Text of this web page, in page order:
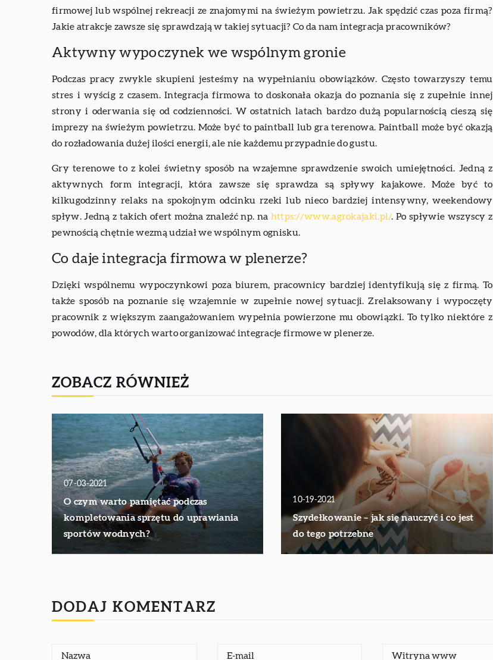
firmowej lub wspólnej rekreacji ze znajomymi na świeżym powietrzu. Jak spędzić czas poza firmą?
Jakie atrakcje zawsze się sprawdzają w takiej sytuacji? Co da nam integracja pracowników?
Aktywny wypoczynek we wspólnym gronie
Podczas pracy zwykle skupieni jesteśmy na wypełnianiu obowiązków. Często towarzyszy temu
stres i wyścig z czasem. Integracja firmowa to doskonała okazja do poznania się z zupełnie innej
strony i oderwania się od codzienności. W ostatnich latach bardzo dużą popularnością cieszą się
imprezy na świeżym powietrzu. Może być to paintball lub gra terenowa. Paintball może być okazją
do rozładowania dużej ilości energii, ale nie każdemu przypadnie do gustu.
Gry terenowe to z kolei świetny sposób na wzajemne sprawdzenie swoich umiejętności. Jedną z
aktywnych form integracji, która zawsze się sprawdza są spływy kajakowe. Może być to
kilkugodzinny relaks na spokojnym odcinku rzeki lub nieco bardziej intensywny, weekendowy
spływ. Jedną z takich ofert można znaleźć np. na https://www.agrokajaki.pl/. Po spływie wszyscy z
pewnością chętnie wezmą udział we wspólnym ognisku.
Co daje integracja firmowa w plenerze?
Dzięki wspólnemu wypoczynkowi poza biurem, pracownicy bardziej identyfikują się z firmą. To
także sposób na poznanie się wzajemnie w zupełnie nowej sytuacji. Zrelaksowany i wypoczęty
pracownik z większym zaangażowaniem wypełnia powierzone mu obowiązki. To tylko niektóre z
powodów, dla których warto organizować integracje firmowe w plenerze.
ZOBACZ RÓWNIEŻ
07-03-2021
O czym warto pamiętać podczas
kompletowania sprzętu do uprawiania
sportów wodnych?
10-19-2021
Szydełkowanie – jak się nauczyć i co jest
do tego potrzebne
DODAJ KOMENTARZ